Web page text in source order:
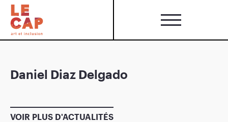
Daniel Diaz Delgado
VOIR PLUS D'ACTUALITÉS